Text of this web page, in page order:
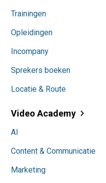
Trainingen
Opleidingen
Incompany
Sprekers boeken
Locatie & Route
Video Academy
AI
Content & Communicatie
Marketing